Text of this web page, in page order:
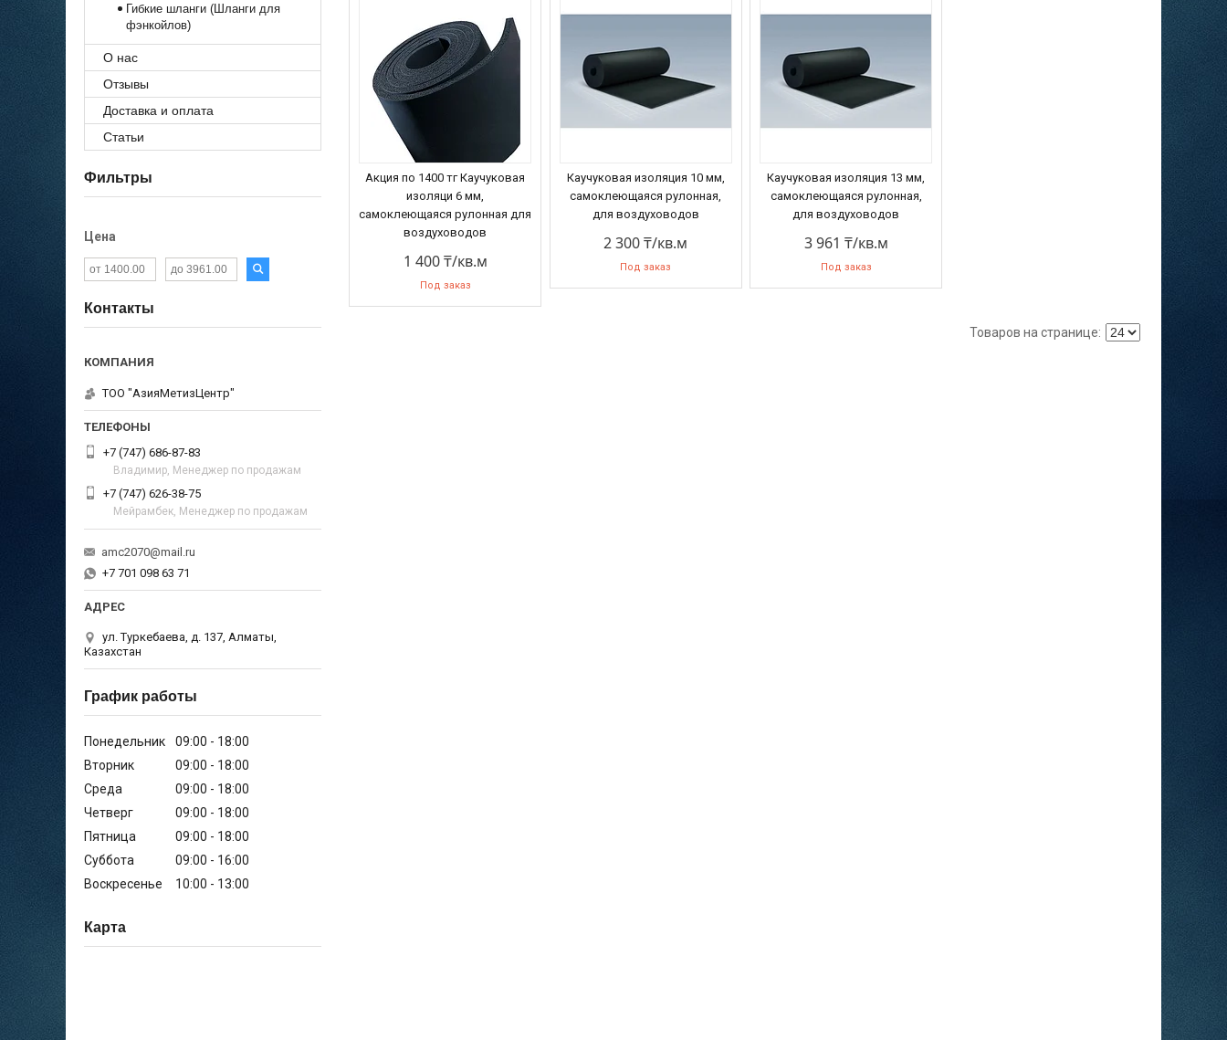
Акция по 1400 тг Каучуковая
изоляци 6 мм,
самоклеющаяся рулонная для
воздуховодов
1 400 ₸/кв.м
Под заказ
Каучуковая изоляция 10 мм,
самоклеющаяся рулонная,
для воздуховодов
2 300 ₸/кв.м
Под заказ
Каучуковая изоляция 13 мм,
самоклеющаяся рулонная,
для воздуховодов
3 961 ₸/кв.м
Под заказ
Гибкие шланги (Шланги для
фэнкойлов)
О нас
Отзывы
Доставка и оплата
Статьи
Фильтры
Цена
Контакты
ТОО "АзияМетизЦентр"
+7 (747) 686-87-83
Владимир, Менеджер по продажам
+7 (747) 626-38-75
Мейрамбек, Менеджер по продажам
amc2070@mail.ru
+7 701 098 63 71
ул. Туркебаева, д. 137, Алматы,
Казахстан
График работы
Понедельник 09:00
18:00
Вторник
09:00
18:00
Среда
09:00
18:00
Четверг
09:00
18:00
Пятница
09:00
18:00
Суббота
09:00
16:00
Воскресенье
10:00 13:00
Карта